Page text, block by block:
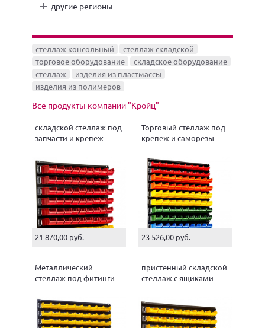
другие регионы
стеллаж консольный
стеллаж складской
торговое оборудование
складское оборудование
стеллаж
изделия из пластмассы
изделия из полимеров
Все продукты компании "Кройц"
складской стеллаж под
запчасти и крепеж
21 870,00 руб.
Торговый стеллаж под
крепеж и саморезы
23 526,00 руб.
Металлический
стеллаж под фитинги
пристенный складской
стеллаж с ящиками